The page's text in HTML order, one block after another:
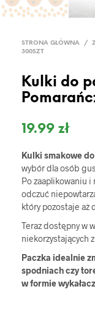
STRONA GŁÓWNA /
300SZT
Kulki do
19.99 zł
Kulki smakowe
wybór dla osób
Po zaaplikowaniu i
odczuć
który pozostaje aż
Teraz dostępny w
niekorzystających
Paczka idealnie
spodniach czy
w formie